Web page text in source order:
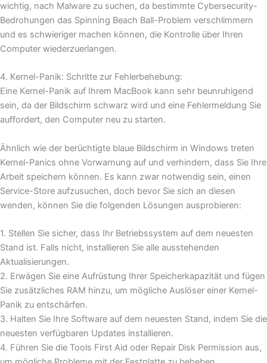
wichtig, nach Malware zu suchen, da bestimmte Cybersecurity-
Bedrohungen das Spinning Beach Ball-Problem verschlimmern
und es schwieriger machen können, die Kontrolle über Ihren
Computer wiederzuerlangen.
4. Kernel-Panik: Schritte zur Fehlerbehebung:
Eine Kernel-Panik auf Ihrem MacBook kann sehr beunruhigend
sein, da der Bildschirm schwarz wird und eine Fehlermeldung Sie
auffordert, den Computer neu zu starten.
Ähnlich wie der berüchtigte blaue Bildschirm in Windows treten
Kernel-Panics ohne Vorwarnung auf und verhindern, dass Sie Ihre
Arbeit speichern können. Es kann zwar notwendig sein, einen
Service-Store aufzusuchen, doch bevor Sie sich an diesen
wenden, können Sie die folgenden Lösungen ausprobieren:
1. Stellen Sie sicher, dass Ihr Betriebssystem auf dem neuesten
Stand ist. Falls nicht, installieren Sie alle ausstehenden
Aktualisierungen.
2. Erwägen Sie eine Aufrüstung Ihrer Speicherkapazität und fügen
Sie zusätzliches RAM hinzu, um mögliche Auslöser einer Kernel-
Panik zu entschärfen.
3. Halten Sie Ihre Software auf dem neuesten Stand, indem Sie die
neuesten verfügbaren Updates installieren.
4. Führen Sie die Tools First Aid oder Repair Disk Permission aus,